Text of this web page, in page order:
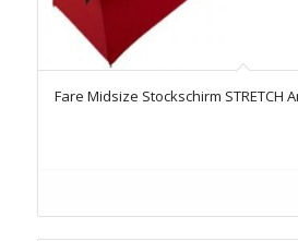
Fare Midsize Stockschirm STRETCH